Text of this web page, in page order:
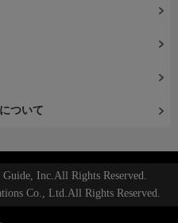
ついて
Inc.All Rights Reserved.
Co., Ltd.All Rights Reserved.